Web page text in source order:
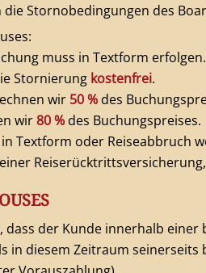
Stornobedingungen des
muss in Textform erfolgen.
Stornierung kostenfrei.
wir 50 % des
wir80 % des Buchungspreises.
Textform oder Reiseabbruch
der Kunde innerhalb
in diesem Zeitraum